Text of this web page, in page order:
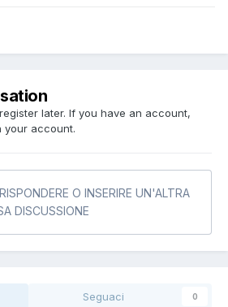
later. If you have an account,
your account.
O INSERIRE UN'ALTRA
DISCUSSIONE
Seguaci 0